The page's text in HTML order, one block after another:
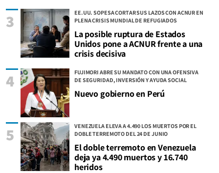
EE.UU. SOPESA CORTAR SUS LAZOS CON ACNUR EN
PLENA CRISIS MUNDIAL DE REFUGIADOS
La posible ruptura de Estados
Unidos pone a ACNUR frente a una
crisis decisiva
3
FUJIMORI ABRE SU MANDATO CON UNA OFENSIVA
DE SEGURIDAD, INVERSIÓN Y AYUDA SOCIAL
Nuevo gobierno en Perú
4
VENEZUELA ELEVA A 4.490 LOS MUERTOS POR EL
DOBLE TERREMOTO DEL 24 DE JUNIO
El doble terremoto en Venezuela
deja ya 4.490 muertos y 16.740
heridos
5